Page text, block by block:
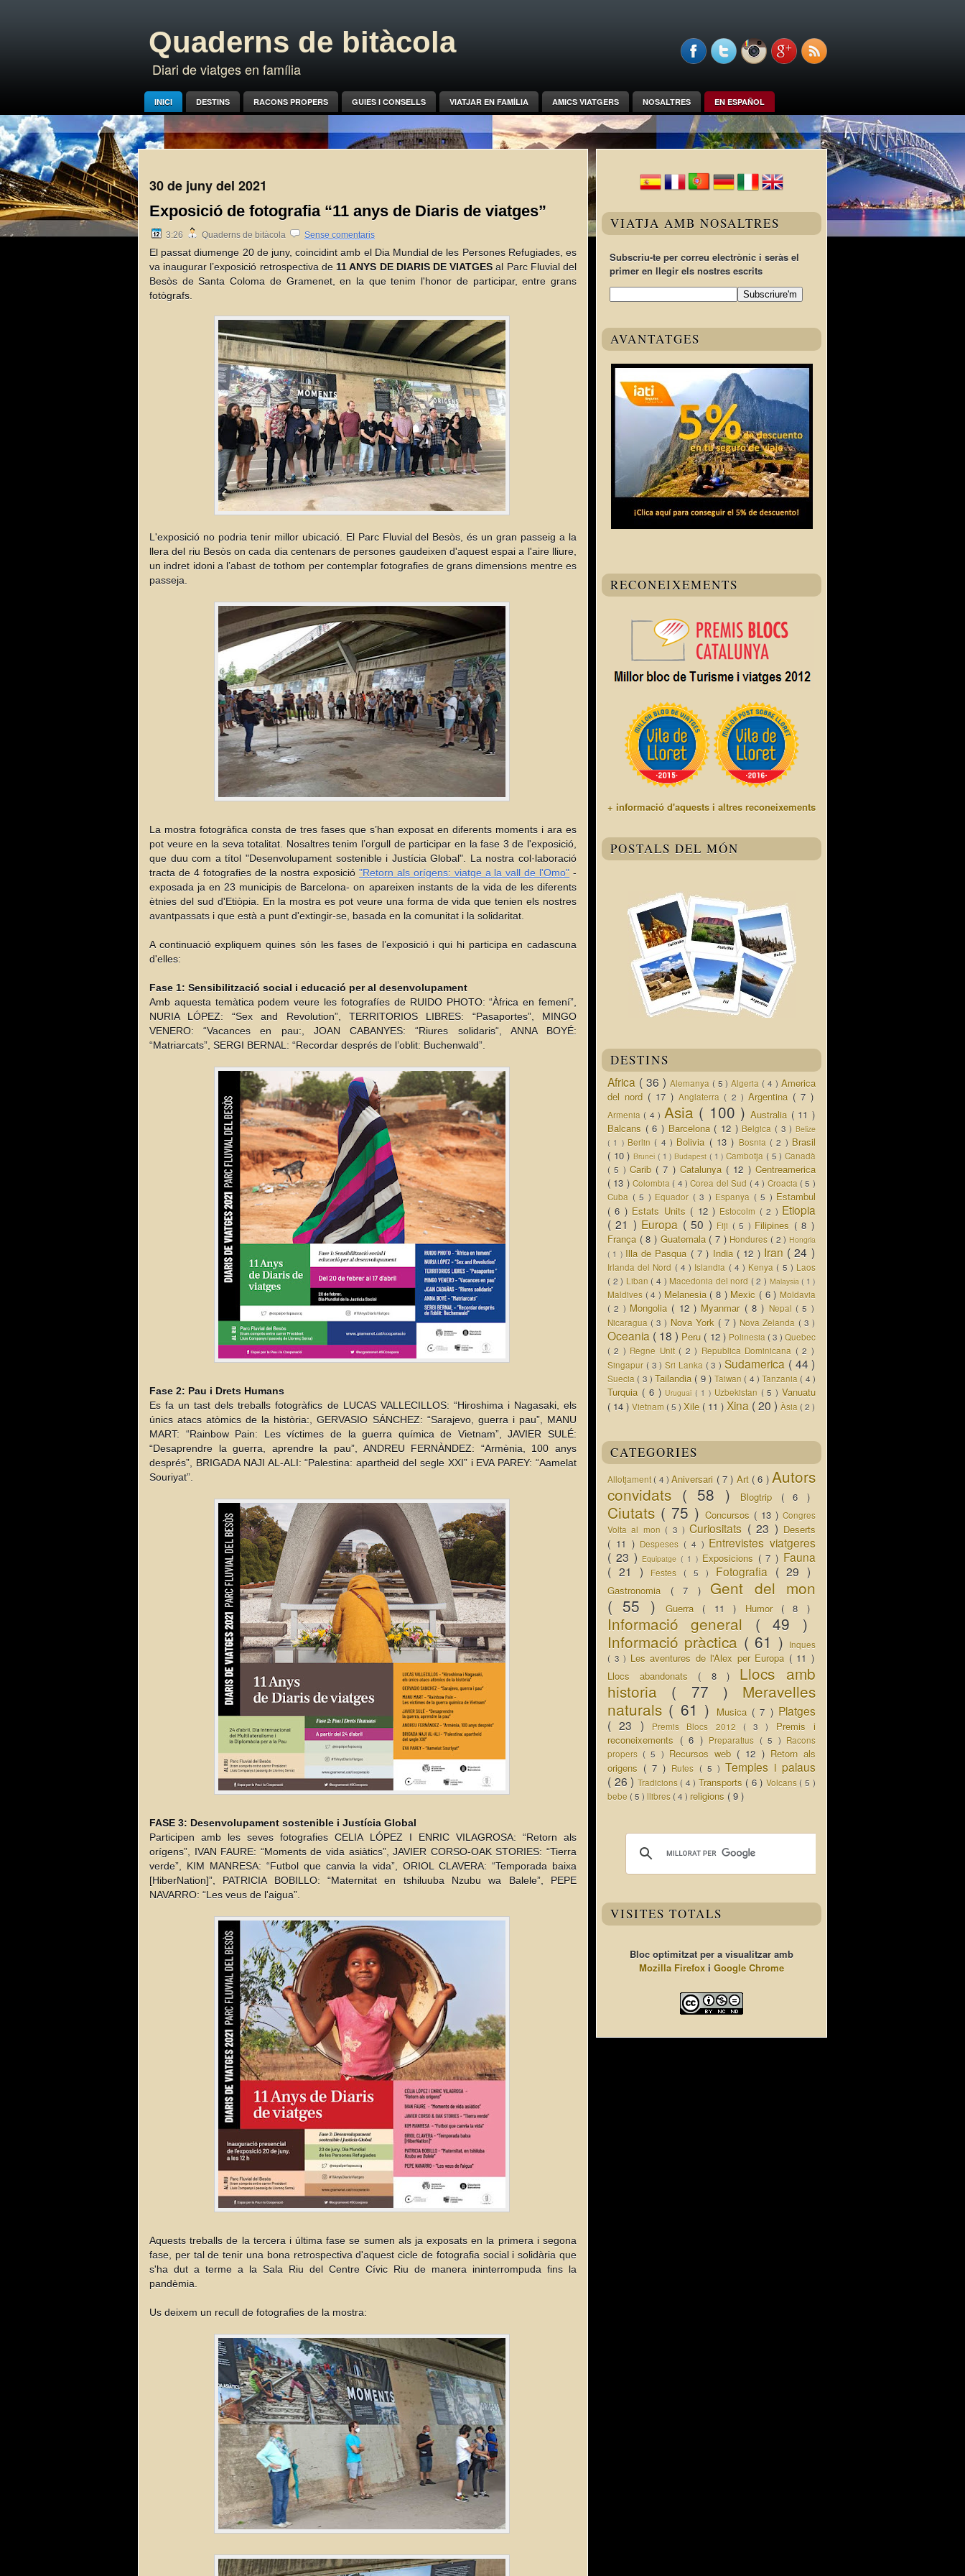
Quaderns de bitàcola
Diari de viatges en família
INICI DESTINS RACONS PROPERS GUIES I CONSELLS VIATJAR EN FAMÍLIA AMICS VIATGERS NOSALTRES EN ESPAÑOL
30 de juny del 2021
Exposició de fotografia “11 anys de Diaris de viatges”
3:26 Quaderns de bitàcola Sense comentaris
El passat diumenge 20 de juny, coincidint amb el Dia Mundial de les Persones Refugiades, es
va inaugurar l’exposició retrospectiva de 11 ANYS DE DIARIS DE VIATGES al Parc Fluvial del
Besòs de Santa Coloma de Gramenet, en la que tenim l'honor de participar, entre grans
fotògrafs.
L'exposició no podria tenir millor ubicació. El Parc Fluvial del Besòs, és un gran passeig a la
llera del riu Besòs on cada dia centenars de persones gaudeixen d'aquest espai a l'aire lliure,
un indret idoni a l’abast de tothom per contemplar fotografies de grans dimensions mentre es
passeja.
La mostra fotogràfica consta de tres fases que s’han exposat en diferents moments i ara es
pot veure en la seva totalitat. Nosaltres tenim l’orgull de participar en la fase 3 de l'exposició,
que duu com a títol "Desenvolupament sostenible i Justícia Global". La nostra col·laboració
tracta de 4 fotografies de la nostra exposició "Retorn als orígens: viatge a la vall de l'Omo" -
exposada ja en 23 municipis de Barcelona- on apareixen instants de la vida de les diferents
ètnies del sud d'Etiòpia. En la mostra es pot veure una forma de vida que tenien els nostres
avantpassats i que està a punt d'extingir-se, basada en la comunitat i la solidaritat.
A continuació expliquem quines són les fases de l’exposició i qui hi participa en cadascuna
d'elles:
Fase 1: Sensibilització social i educació per al desenvolupament
Amb aquesta temàtica podem veure les fotografíes de RUIDO PHOTO: “Àfrica en femení”,
NURIA LÓPEZ: “Sex and Revolution”, TERRITORIOS LIBRES: “Pasaportes”, MINGO
VENERO: “Vacances en pau:, JOAN CABANYES: “Riures solidaris“, ANNA BOYÉ:
“Matriarcats”, SERGI BERNAL: “Recordar després de l’oblit: Buchenwald”.
Fase 2: Pau i Drets Humans
Es fa un tast dels treballs fotogràfics de LUCAS VALLECILLOS: “Hiroshima i Nagasaki, els
únics atacs atòmics de la història:, GERVASIO SÁNCHEZ: “Sarajevo, guerra i pau”, MANU
MART: “Rainbow Pain: Les víctimes de la guerra química de Vietnam”, JAVIER SULÉ:
“Desaprendre la guerra, aprendre la pau”, ANDREU FERNÀNDEZ: “Armènia, 100 anys
després”, BRIGADA NAJI AL-ALI: “Palestina: apartheid del segle XXI” i EVA PAREY: “Aamelat
Souriyat”.
FASE 3: Desenvolupament sostenible i Justícia Global
Participen amb les seves fotografies CELIA LÓPEZ I ENRIC VILAGROSA: “Retorn als
orígens”, IVAN FAURE: “Moments de vida asiàtics”, JAVIER CORSO-OAK STORIES: “Tierra
verde”, KIM MANRESA: “Futbol que canvia la vida”, ORIOL CLAVERA: “Temporada baixa
[HiberNation]”, PATRICIA BOBILLO: “Maternitat en tshiluuba Nzubu wa Balele”, PEPE
NAVARRO: “Les veus de l'aigua”.
Aquests treballs de la tercera i última fase se sumen als ja exposats en la primera i segona
fase, per tal de tenir una bona retrospectiva d'aquest cicle de fotografia social i solidària que
s'ha dut a terme a la Sala Riu del Centre Cívic Riu de manera ininterrompuda fins la
pandèmia.
Us deixem un recull de fotografies de la mostra:
VIATJA AMB NOSALTRES
Subscriu-te per correu electrònic i seràs el
primer en llegir els nostres escrits
AVANTATGES
RECONEIXEMENTS
+ informació d'aquests i altres reconeixements
POSTALS DEL MÓN
DESTINS
Africa ( 36 ) Alemanya ( 5 )Algeria ( 4 )America
del nord ( 17 )Anglaterra ( 2 ) Argentina ( 7 )
Armenia ( 4 ) Asia ( 100 )Australia ( 11 )
Balcans ( 6 ) Barcelona ( 12 ) Belgica ( 3 )Belize
( 1 ) Berlin ( 4 ) Bolivia ( 13 ) Bosnia ( 2 ) Brasil
( 10 )Brunei ( 1 )Budapest ( 1 )Cambotja ( 5 )Canadà
( 5 ) Carib ( 7 ) Catalunya ( 12 )Centreamerica
( 13 )Colombia ( 4 )Corea del Sud ( 4 ) Croacia ( 5 )
Cuba ( 5 ) Equador ( 3 ) Espanya ( 5 ) Estambul
( 6 ) Estats Units ( 12 ) Estocolm ( 2 ) Etiopia
( 21 ) Europa ( 50 ) Fiji ( 5 ) Filipines ( 8 )
França ( 8 ) Guatemala ( 7 ) Hondures ( 2 ) Hongria
( 1 ) Illa de Pasqua ( 7 ) India ( 12 ) Iran ( 24 )
Irlanda del Nord ( 4 ) Islandia ( 4 ) Kenya ( 5 ) Laos
( 2 ) Liban ( 4 ) Macedonia del nord ( 2 ) Malaysia( 1 )
Maldives ( 4 ) Melanesia ( 8 ) Mexic ( 6 ) Moldavia
( 2 ) Mongolia ( 12 ) Myanmar ( 8 ) Nepal ( 5 )
Nicaragua ( 3 ) Nova York ( 7 ) Nova Zelanda ( 3 )
Oceania ( 18 ) Peru ( 12 ) Polinesia ( 3 )Quebec
( 2 ) Regne Unit ( 2 ) Republica Dominicana ( 2 )
Singapur ( 3 )Sri Lanka ( 3 ) Sudamerica ( 44 )
Suecia ( 3 ) Tailandia ( 9 ) Taiwan ( 4 ) Tanzania ( 4 )
Turquia ( 6 ) Uruguai( 1 ) Uzbekistan ( 5 )Vanuatu
( 14 ) Vietnam ( 5 ) Xile ( 11 ) Xina ( 20 ) Àsia ( 2 )
CATEGORIES
Allotjament ( 4 )Aniversari ( 7 ) Art ( 6 )Autors
convidats ( 58 ) Blogtrip ( 6 )
Ciutats ( 75 ) Concursos ( 13 ) Congres
Volta al mon ( 3 )Curiositats ( 23 ) Deserts
( 11 ) Despeses ( 4 ) Entrevistes viatgeres
( 23 ) Equipatge( 1 ) Exposicions ( 7 ) Fauna
( 21 )
Festes ( 5 ) Fotografia ( 29 )
Gastronomia ( 7 ) Gent del mon
( 55 )Guerra ( 11 ) Humor ( 8 )
Informació general ( 49 )
Informació pràctica ( 61 )
Inques
( 3 ) Les aventures de l'Alex per Europa ( 11 )
Llocs abandonats ( 8 ) Llocs amb
historia ( 77 ) Meravelles
naturals ( 61 ) Musica ( 7 ) Platges
( 23 )
Premis Blocs 2012 ( 3 ) Premis i
reconeixements ( 6 ) Preparatius ( 5 ) Racons
propers ( 5 ) Recursos web ( 12 ) Retorn als
origens ( 7 ) Rutes ( 5 ) Temples i palaus
( 26 ) Tradicions ( 4 ) Transports ( 6 ) Volcans ( 5 )
bebe ( 5 ) llibres ( 4 ) religions ( 9 )
VISITES TOTALS
Bloc optimitzat per a visualitzar amb
Mozilla Firefox i Google Chrome